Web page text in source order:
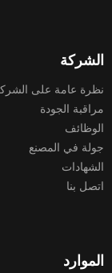
الشركة
نظرة عامة على
مراقبة الجودة
الوظائف
جولة في المصنع
الشهادات
اتصل بنا
الموارد